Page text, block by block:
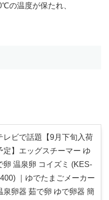
の温度が保たれ、
レビで話題【9月下旬入荷
定】エッグスチーマー ゆ
卵 温泉卵 コイズミ (KES-
｜ゆでたまごメーカー
泉卵器 茹で卵 ゆで卵器 簡